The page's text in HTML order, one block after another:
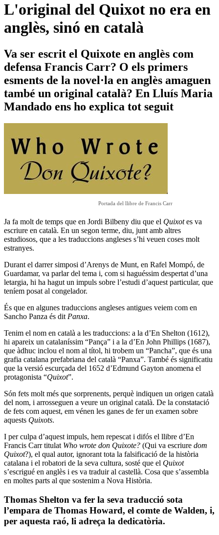
L'original del Quixot no era en
anglès, sinó en català
Va ser escrit el Quixote en anglès com
defensa Francis Carr? O els primers
esments de la novel·la en anglès amaguen
també un original català? En Lluís Maria
Mandado ens ho explica tot seguit
Portada del llibre de Francis Carr
Ja fa molt de temps que en Jordi Bilbeny diu que el Quixotes va
escriure en català. En un segon terme, diu, junt amb altres
estudiosos, que a les traduccions angleses s’hi veuen coses molt
estranyes.
Durant el darrer simposi d’Arenys de Munt, en Rafel Mompó, de
Guardamar, va parlar del tema i, com si haguéssim despertat d’una
letargia, hi ha hagut un impuls sobre l’estudi d’aquest particular, que
teníem posat al congelador.
És que en algunes traduccions angleses antigues veiem com en
Sancho Panza és dit Panxa.
Tenim el nom en català a les traduccions: a la d’En Shelton (1612),
hi apareix un catalaníssim “Pança” i a la d’En John Phillips (1687),
que àdhuc inclou el nom al títol, hi trobem un “Pancha”, que és una
grafia catalana prefabriana del català “Panxa”. També és significatiu
que la versió escurçada del 1652 d’Edmund Gayton anomena el
protagonista “Quixot”.
Són fets molt més que sorprenents, perquè indiquen un origen català
del nom, i arrosseguen a veure un original català. De la constatació
de fets com aquest, em vénen les ganes de fer un examen sobre
aquests Quixots.
I per culpa d’aquest impuls, hem repescat i difós el llibre d’En
Francis Carr titulat Who wrote don Quixote? (Qui va escriure dom
Quixot?), el qual autor, ignorant tota la falsificació de la història
catalana i el robatori de la seva cultura, sosté que el Quixot
s’escrigué en anglès i es va traduir al castellà. Cosa que s’assembla
en moltes parts al que sostenim a Nova Història.
Thomas Shelton va fer la seva traducció sota
l’empara de Thomas Howard, el comte de Walden, i,
per aquesta raó, li adreça la dedicatòria.